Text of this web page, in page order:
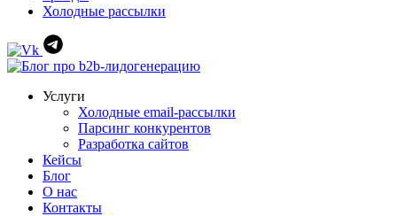
Холодные рассылки
Услуги
Холодные email-рассылки
Парсинг конкурентов
Разработка сайтов
Кейсы
Блог
О нас
Контакты